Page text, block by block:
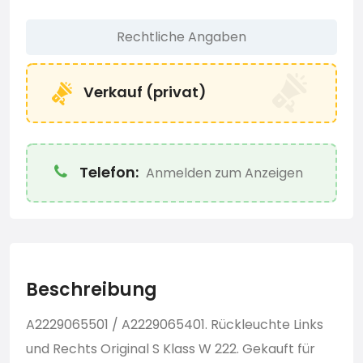
Rechtliche Angaben
Verkauf (privat)
Telefon: Anmelden zum Anzeigen
Beschreibung
A2229065501 / A2229065401. Rückleuchte Links
und Rechts Original S Klass W 222. Gekauft für